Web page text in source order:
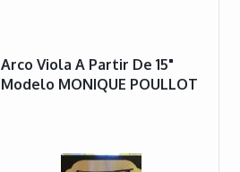
Arco Viola A Partir De 15"
Modelo MONIQUE POULLOT